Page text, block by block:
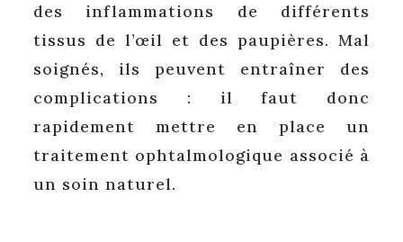
des inflammations de différents
tissus de l’œil et des paupières. Mal
soignés, ils peuvent entraîner des
complications : il faut donc
rapidement mettre en place un
traitement ophtalmologique associé à
un soin naturel.